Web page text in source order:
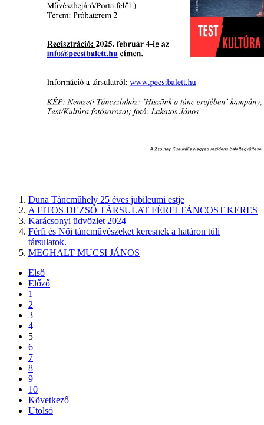
Duna Táncműhely 25 éves jubileumi estje
A FITOS DEZSŐ TÁRSULAT FÉRFI TÁNCOST KERES
Karácsonyi üdvözlet 2024
Férfi és Női táncművészeket keresnek a határon túli
társulatok.
MEGHALT MUCSI JÁNOS
Első
Előző
1
2
3
4
5
6
7
8
9
10
Következő
Utolsó